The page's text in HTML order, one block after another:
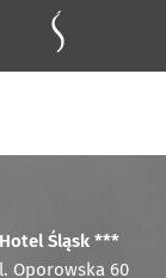
Hotel Śląsk ***
Oporowska 60